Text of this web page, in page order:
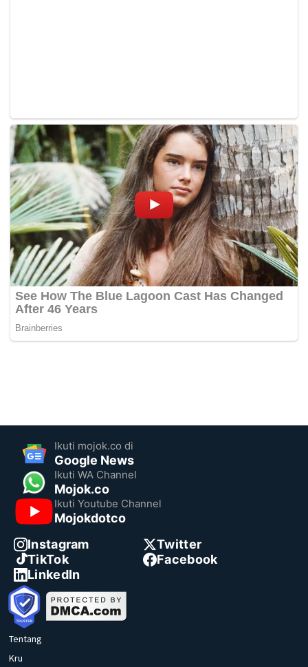
Ikuti mojok.co di
Google News
Ikuti WA Channel
Mojok.co
Ikuti Youtube Channel
Mojokdotco
Instagram
Twitter
TikTok
Facebook
LinkedIn
Tentang
Kru